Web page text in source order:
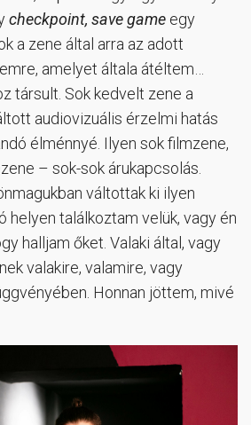
checkpoint, save game egy
a zene által arra az adott
amelyet általa átéltem…
társult. Sok kedvelt zene a
audiovizuális érzelmi hatás
élménnyé. Ilyen sok filmzene,
– sok-sok árukapcsolás.
váltottak ki ilyen
helyen találkoztam velük, vagy én
halljam őket. Valaki által, vagy
valakire, valamire, vagy
Honnan jöttem, mivé